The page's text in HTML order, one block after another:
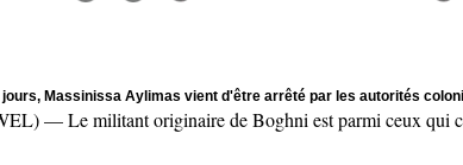
Massinissa Aylimas vient d'être arrêté par les autorités
— Le militant originaire de Boghni est parmi ceux qui